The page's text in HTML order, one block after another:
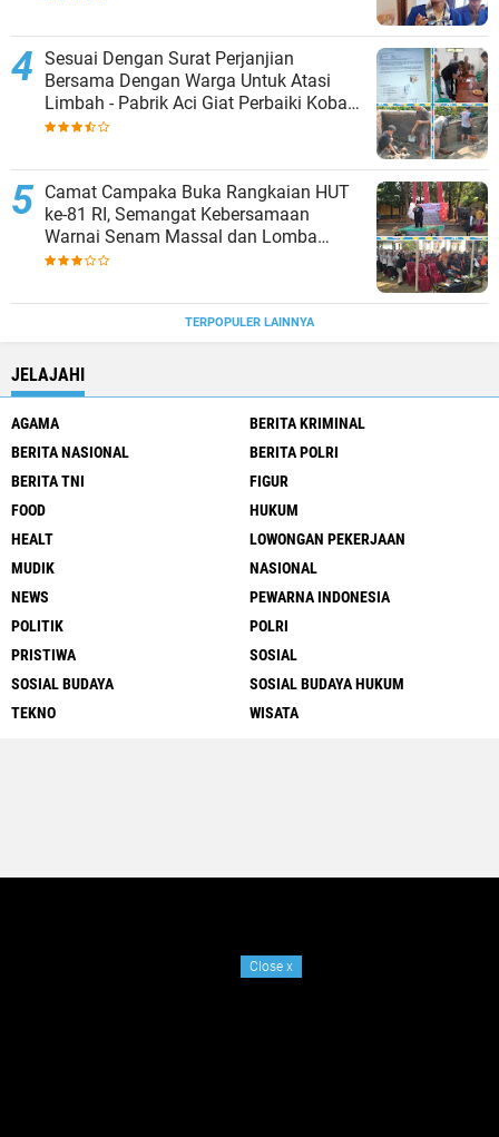
Sesuai Dengan Surat Perjanjian
Bersama Dengan Warga Untuk Atasi
Limbah - Pabrik Aci Giat Perbaiki Kobak
Penampungan Air
Camat Campaka Buka Rangkaian HUT
ke-81 RI, Semangat Kebersamaan
Warnai Senam Massal dan Lomba
Karaoke Perangkat Desa
TERPOPULER LAINNYA
JELAJAHI
AGAMA
BERITA KRIMINAL
BERITA NASIONAL
BERITA POLRI
BERITA TNI
FIGUR
FOOD
HUKUM
HEALT
LOWONGAN PEKERJAAN
MUDIK
NASIONAL
NEWS
PEWARNA INDONESIA
POLITIK
POLRI
PRISTIWA
SOSIAL
SOSIAL BUDAYA
SOSIAL BUDAYA HUKUM
TEKNO
WISATA
Close x